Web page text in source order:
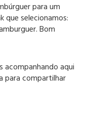
para um
que selecionamos:
Bom
acompanhando aqui
para compartilhar